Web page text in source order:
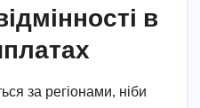
в
за регіонами, ніби